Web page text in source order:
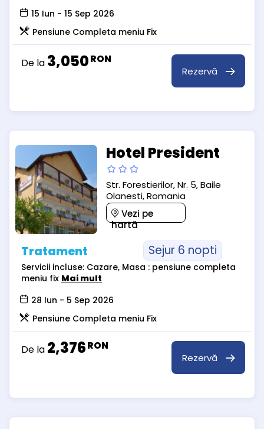
15 Iun - 15 Sep 2026
Pensiune Completa meniu Fix
De la 3,050RON
Rezervă
Hotel President
Str. Forestierilor, Nr. 5, Baile
Olanesti, Romania
Vezi pe
hartă
Tratament Sejur 6 nopti
Servicii incluse: Cazare, Masa : pensiune completa
meniu fix Mai mult
28 Iun - 5 Sep 2026
Pensiune Completa meniu Fix
De la 2,376RON
Rezervă